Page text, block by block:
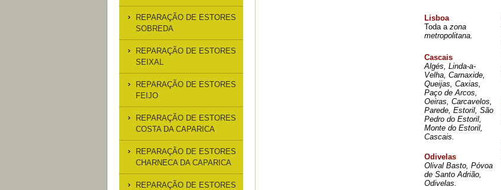
Lisboa
Toda a zona
metropolitana.
Cascais
Algés, Linda-a-
Velha, Carnaxide,
Queijas, Caxias,
Paço de Arcos,
Oeiras, Carcavelos,
Parede, Estoril, São
Pedro do Estoril,
Monte do Estoril,
Cascais.
Odivelas
Olival Basto, Póvoa
de Santo Adrião,
Odivelas.
REPARAÇÃO DE ESTORES
SOBREDA
REPARAÇÃO DE ESTORES
SEIXAL
REPARAÇÃO DE ESTORES
FEIJO
REPARAÇÃO DE ESTORES
COSTA DA CAPARICA
REPARAÇÃO DE ESTORES
CHARNECA DA CAPARICA
REPARAÇÃO DE ESTORES